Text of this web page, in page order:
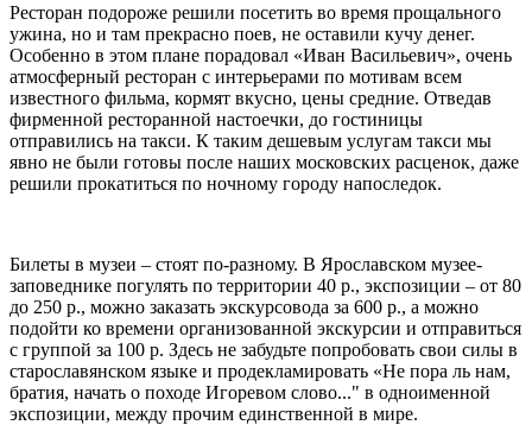
Ресторан подороже решили посетить во время прощального
ужина, но и там прекрасно поев, не оставили кучу денег.
Особенно в этом плане порадовал «Иван Васильевич», очень
атмосферный ресторан с интерьерами по мотивам всем
известного фильма, кормят вкусно, цены средние. Отведав
фирменной ресторанной настоечки, до гостиницы
отправились на такси. К таким дешевым услугам такси мы
явно не были готовы после наших московских расценок, даже
решили прокатиться по ночному городу напоследок.
Билеты в музеи – стоят по-разному. В Ярославском музее-
заповеднике погулять по территории 40 р., экспозиции – от 80
до 250 р., можно заказать экскурсовода за 600 р., а можно
подойти ко времени организованной экскурсии и отправиться
с группой за 100 р. Здесь не забудьте попробовать свои силы в
старославянском языке и продекламировать «Не пора ль нам,
братия, начать о походе Игоревом слово..." в одноименной
экспозиции, между прочим единственной в мире.